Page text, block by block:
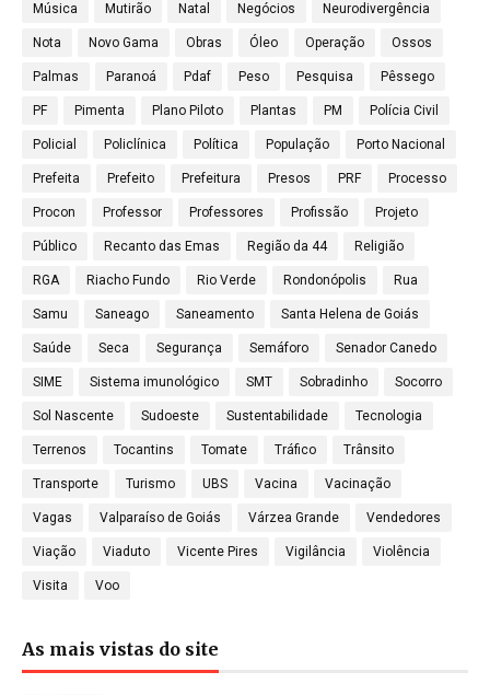
Música Mutirão Natal Negócios Neurodivergência
Nota Novo Gama Obras Óleo Operação Ossos
Palmas Paranoá Pdaf Peso Pesquisa Pêssego
PF Pimenta Plano Piloto Plantas PM Polícia Civil
Policial Policlínica Política População Porto Nacional
Prefeita Prefeito Prefeitura Presos PRF Processo
Procon Professor Professores Profissão Projeto
Público Recanto das Emas Região da 44 Religião
RGA Riacho Fundo Rio Verde Rondonópolis Rua
Samu Saneago Saneamento Santa Helena de Goiás
Saúde Seca Segurança Semáforo Senador Canedo
SIME Sistema imunológico SMT Sobradinho Socorro
Sol Nascente Sudoeste Sustentabilidade Tecnologia
Terrenos Tocantins Tomate Tráfico Trânsito
Transporte Turismo UBS Vacina Vacinação
Vagas Valparaíso de Goiás Várzea Grande Vendedores
Viação Viaduto Vicente Pires Vigilância Violência
Visita Voo
As mais vistas do site